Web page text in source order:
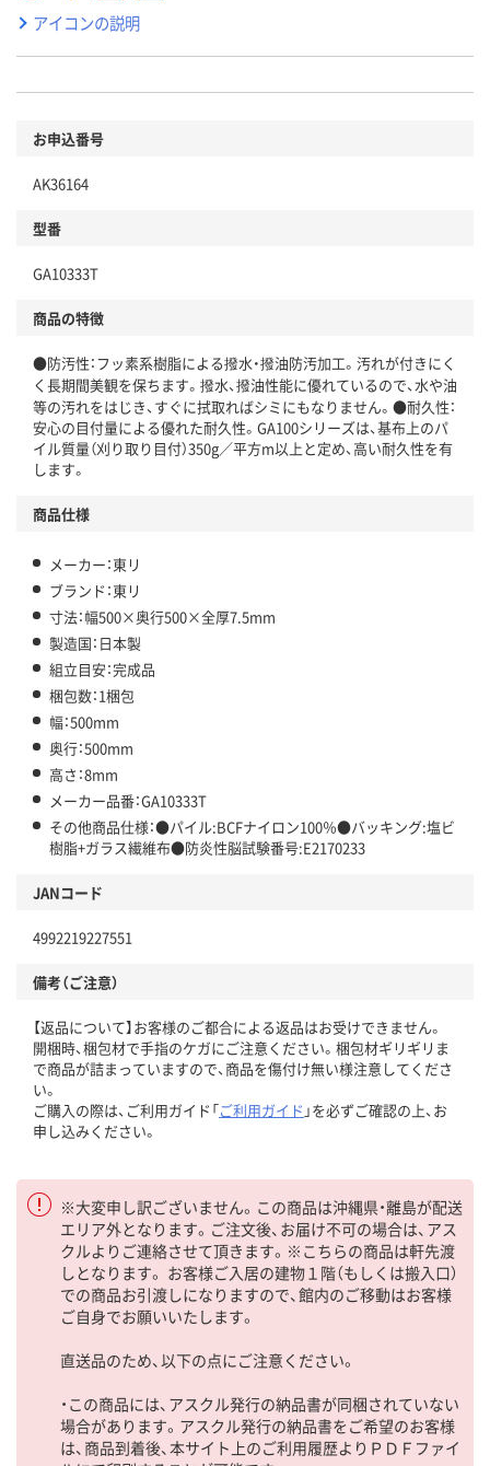
アイコンの説明
お申込番号
AK36164
型番
GA10333T
商品の特徴
●防汚性：フッ素系樹脂による撥水・撥油防汚加工。汚れが付きにく
く長期間美観を保ちます。撥水、撥油性能に優れているので、水や油
等の汚れをはじき、すぐに拭取ればシミにもなりません。●耐久性：
安心の目付量による優れた耐久性。GA100シリーズは、基布上のパ
イル質量（刈り取り目付）350g／平方m以上と定め、高い耐久性を有
します。
商品仕様
メーカー：東リ
ブランド：東リ
寸法：幅500×奥行500×全厚7.5mm
製造国：日本製
組立目安：完成品
梱包数：1梱包
幅：500mm
奥行：500mm
高さ：8mm
メーカー品番：GA10333T
その他商品仕様：●パイル:BCFナイロン100％●バッキング:塩ビ
樹脂+ガラス繊維布●防炎性脳試験番号:E2170233
JANコード
4992219227551
備考（ご注意）
【返品について】お客様のご都合による返品はお受けできません。
開梱時、梱包材で手指のケガにご注意ください。梱包材ギリギリま
で商品が詰まっていますので、商品を傷付け無い様注意してくださ
い。
ご購入の際は、ご利用ガイド「ご利用ガイド 」を必ずご確認の上、お
申し込みください。
※大変申し訳ございません。この商品は沖縄県・離島が配送
エリア外となります。ご注文後、お届け不可の場合は、アス
クルよりご連絡させて頂きます。※こちらの商品は軒先渡
しとなります。 お客様ご入居の建物１階（もしくは搬入口）
での商品お引渡しになりますので、館内のご移動はお客様
ご自身でお願いいたします。
直送品のため、以下の点にご注意ください。
・この商品には、アスクル発行の納品書が同梱されていない
場合があります。アスクル発行の納品書をご希望のお客様
は、商品到着後、本サイト上のご利用履歴よりＰＤＦファイ